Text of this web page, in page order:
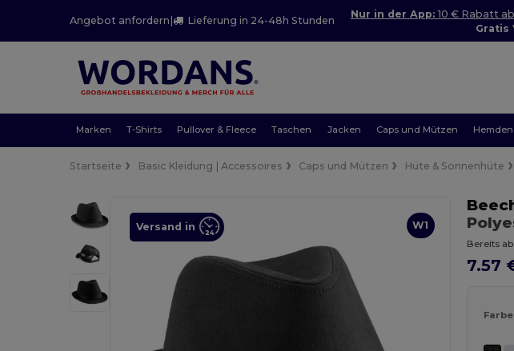
Angebot anfordern | Lieferung in 24-48h Stunden
Nur in der App: 10 € Rabatt
Gratis
Marken T-Shirts Pullover & Fleece Taschen Jacken Caps und Mützen Hemden
Startseite Basic Kleidung | Accessoires Caps und Mützen Hüte & Sonnenhüte
W1
Versand in
Bereits ab
7.57